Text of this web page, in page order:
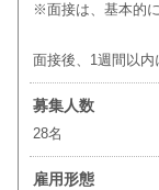
※面接は、基本的
面接後、1週間以内
募集人数
28名
雇用形態